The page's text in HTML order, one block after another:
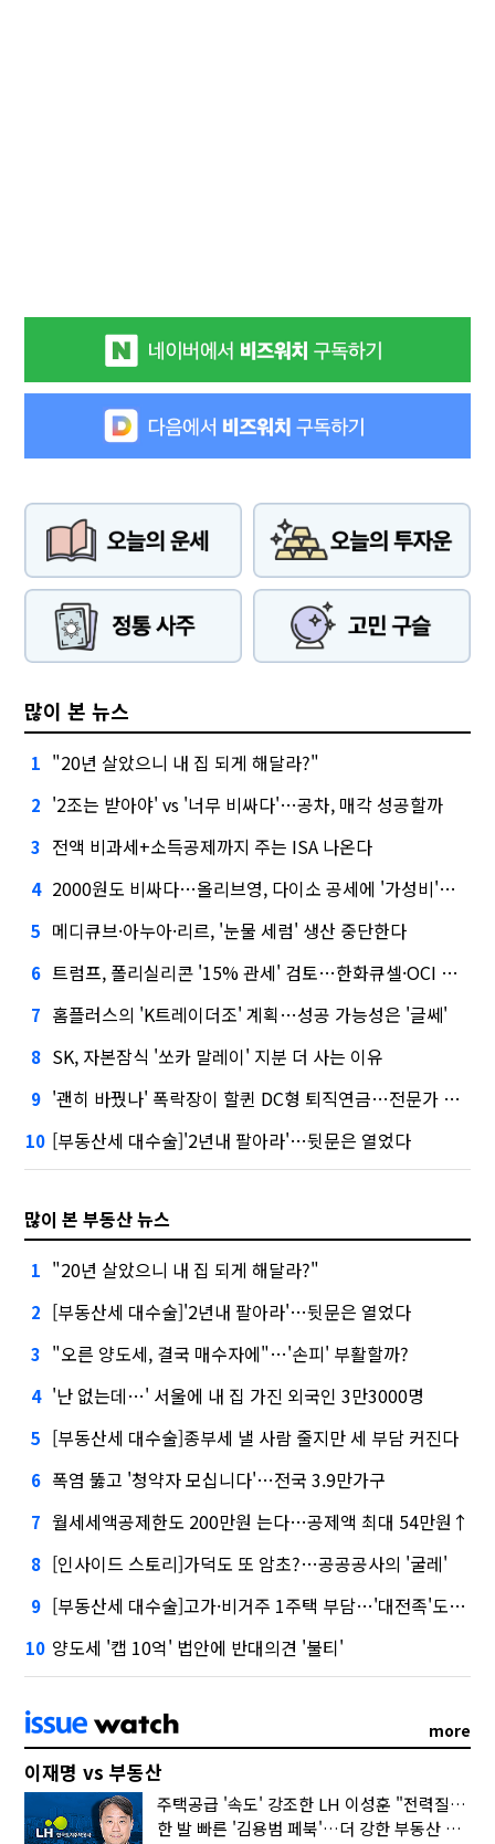
많이 본 뉴스
1 "20년 살았으니 내 집 되게 해달라?"
2 '2조는 받아야' vs '너무 비싸다'…공차, 매각 성공할까
3 전액 비과세+소득공제까지 주는 ISA 나온다
4 2000원도 비싸다…올리브영, 다이소 공세에 '가성비'로 맞불
5 메디큐브·아누아·리르, '눈물 세럼' 생산 중단한다
6 트럼프, 폴리실리콘 '15% 관세' 검토…한화큐셀·OCI 영향은?
7 홈플러스의 'K트레이더조' 계획…성공 가능성은 '글쎄'
8 SK, 자본잠식 '쏘카 말레이' 지분 더 사는 이유
9 '괜히 바꿨나' 폭락장이 할퀸 DC형 퇴직연금…전문가 조언은
10 [부동산세 대수술]'2년내 팔아라'…뒷문은 열었다
많이 본 부동산 뉴스
1 "20년 살았으니 내 집 되게 해달라?"
2 [부동산세 대수술]'2년내 팔아라'…뒷문은 열었다
3 "오른 양도세, 결국 매수자에"…'손피' 부활할까?
4 '난 없는데…' 서울에 내 집 가진 외국인 3만3000명
5 [부동산세 대수술]종부세 낼 사람 줄지만 세 부담 커진다
6 폭염 뚫고 '청약자 모십니다'…전국 3.9만가구
7 월세세액공제한도 200만원 는다…공제액 최대 54만원↑
8 [인사이드 스토리]가덕도 또 암초?…공공공사의 '굴레'
9 [부동산세 대수술]고가·비거주 1주택 부담…'대전족'도 불똥
10 양도세 '캡 10억' 법안에 반대의견 '불티'
more
이재명 vs 부동산
주택공급 '속도' 강조한 LH 이성훈 "전력질주해야"
한 발 빠른 '김용범 페북'…더 강한 부동산 규제 나오나